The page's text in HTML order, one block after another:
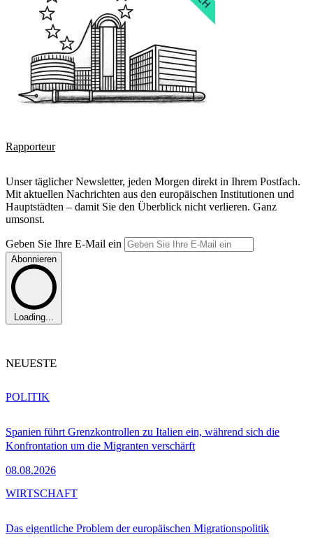
Rapporteur
Unser täglicher Newsletter, jeden Morgen direkt in Ihrem Postfach.
Mit aktuellen Nachrichten aus den europäischen Institutionen und
Hauptstädten – damit Sie den Überblick nicht verlieren. Ganz
umsonst.
Geben Sie Ihre E-Mail ein
Abonnieren
Loading...
NEUESTE
Spanien führt Grenzkontrollen zu Italien ein, während sich die
Konfrontation um die Migranten verschärft
08.08.2026
POLITIK
Das eigentliche Problem der europäischen Migrationspolitik
WIRTSCHAFT